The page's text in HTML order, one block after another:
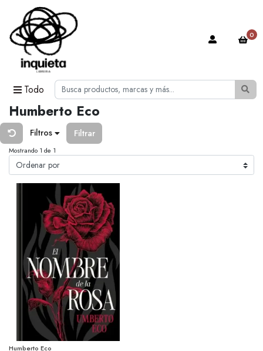
Todo
0
Humberto Eco
Filtros Filtrar
Mostrando 1 de 1
Humberto Eco